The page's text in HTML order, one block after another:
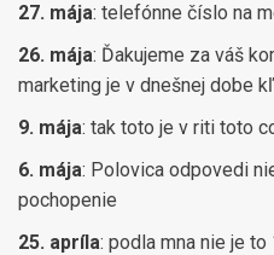
27. mája: telefónne číslo na
26. mája: Ďakujeme za váš
marketing je v dnešnej dobe
9. mája: tak toto je v riti toto
6. mája: Polovica odpovedi
pochopenie
25. apríla: podla mna nie je to